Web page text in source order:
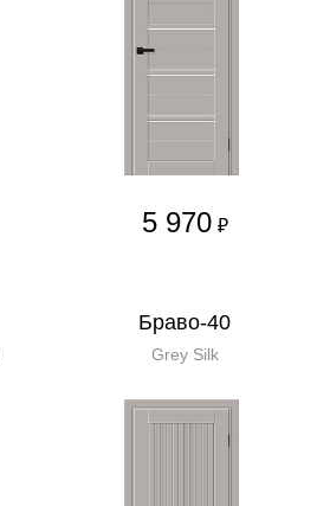
5 970 ₽
Браво-40
Grey Silk